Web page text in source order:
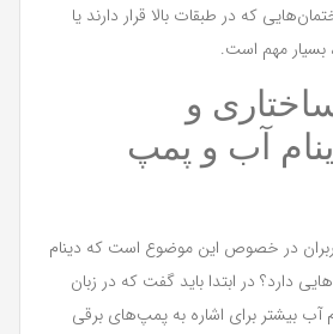
که در طبقات بالا قرار دارند یا
بسیار مهم است.
و
آب و پمپ
در خصوص این موضوع است که دینام
دارد؟ در ابتدا باید گفت که در زبان
آب بیشتر برای اشاره به پمپ‌های برقی